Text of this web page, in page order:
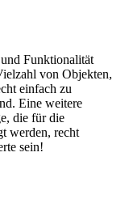
Funktionalität
von Objekten,
einfach zu
Eine weitere
die für die
werden, recht
sein!